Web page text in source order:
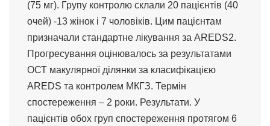
(75 мг). Групу контролю склали 20 пацієнтів (40
очей) -13 жінок і 7 чоловіків. Цим пацієнтам
призначали стандартне лікування за AREDS2.
Прогресування оцінювалось за результатами
ОСТ макулярної ділянки за класифікацією
AREDS та контролем МКГЗ. Термін
спостереження – 2 роки. Результати. У
пацієнтів обох груп спостереження протягом 6